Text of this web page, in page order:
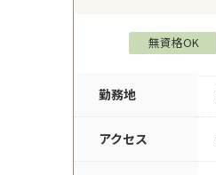
無資格OK
勤務地
アクセス